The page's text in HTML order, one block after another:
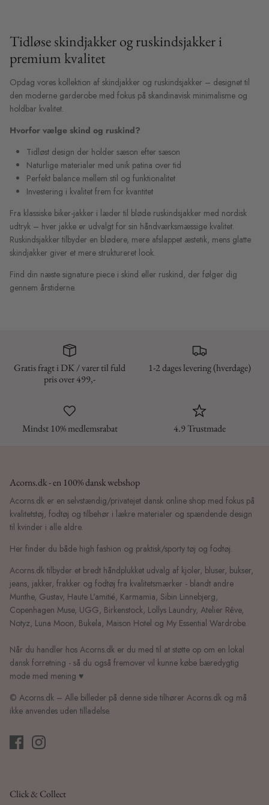
Tidløse skindjakker og ruskindsjakker i
premium kvalitet
Opdag vores kollektion af skindjakker og ruskindsjakker – designet til
den moderne garderobe med fokus på skandinavisk minimalisme og
holdbar kvalitet.
Hvorfor vælge skind og ruskind?
Tidløst design der holder sæson efter sæson
Naturlige materialer med unik patina over tid
Perfekt balance mellem stil og funktionalitet
Investering i kvalitet frem for kvantitet
Fra klassiske biker-jakker i læder til bløde ruskindsjakker med nordisk
udtryk – hver jakke er udvalgt for sin håndværksmæssige kvalitet.
Ruskindsjakker tilbyder en blødere, mere afslappet æstetik, mens glatte
skindjakker giver et mere struktureret look.
Find din næste signature piece i skind eller ruskind, der følger dig
gennem årstiderne.
Gratis fragt i DK / varer til fuld
pris over 499,-
1-2 dages levering (hverdage)
Mindst 10% medlemsrabat 4.9 Trustmade
Acorns.dk - en 100% dansk webshop
Acorns.dk er en selvstændig/privatejet dansk online shop med fokus på
kvalitetstøj, fodtøj og tilbehør i lækre materialer og spændende design
til kvinder i alle aldre.
Her finder du både high fashion og praktisk/sporty tøj og fodtøj.
Acorns.dk tilbyder et bredt håndplukket udvalg af kjoler, bluser, bukser,
jeans, jakker, frakker og fodtøj fra kvalitetsmærker - blandt andre
Munthe, Gustav, Haute L'amitié, Karmamia, Sibin Linnebjerg,
Copenhagen Muse, UGG, Birkenstock, Lollys Laundry, Atelier Rêve,
Notyz, Luna Moon, Bukela, Maison Hotel og My Essential Wardrobe.
Når du handler hos Acorns.dk er du med til at støtte op om en lokal
dansk forretning - så du også fremover vil kunne købe bæredygtig
mode med mening ♥
© Acorns.dk – Alle billeder på denne side tilhører Acorns.dk og må
ikke anvendes uden tilladelse.
Click & Collect